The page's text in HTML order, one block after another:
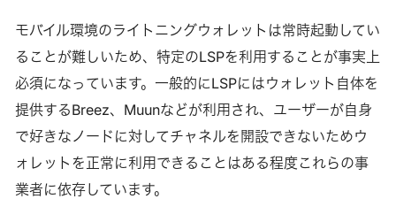
モバイル環境のライトニングウォレットは常時起動してい
ることが難しいため、特定のLSPを利用することが事実上
必須になっています。一般的にLSPにはウォレット自体を
提供するBreez、Muunなどが利用され、ユーザーが自身
で好きなノードに対してチャネルを開設できないためウ
ォレットを正常に利用できることはある程度これらの事
業者に依存しています。